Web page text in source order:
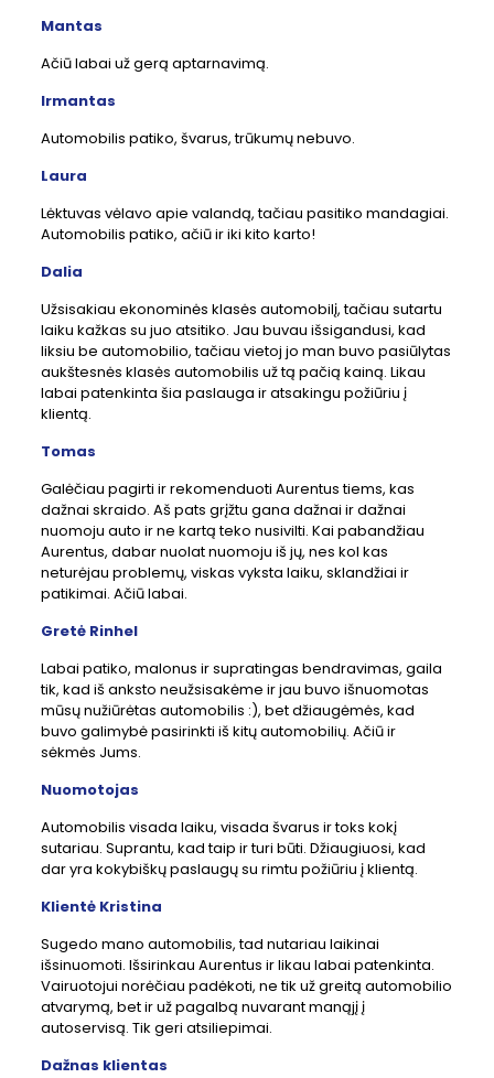
Mantas
Ačiū labai už gerą aptarnavimą.
Irmantas
Automobilis patiko, švarus, trūkumų nebuvo.
Laura
Lėktuvas vėlavo apie valandą, tačiau pasitiko mandagiai.
Automobilis patiko, ačiū ir iki kito karto!
Dalia
Užsisakiau ekonominės klasės automobilį, tačiau sutartu
laiku kažkas su juo atsitiko. Jau buvau išsigandusi, kad
liksiu be automobilio, tačiau vietoj jo man buvo pasiūlytas
aukštesnės klasės automobilis už tą pačią kainą. Likau
labai patenkinta šia paslauga ir atsakingu požiūriu į
klientą.
Tomas
Galėčiau pagirti ir rekomenduoti Aurentus tiems, kas
dažnai skraido. Aš pats grįžtu gana dažnai ir dažnai
nuomoju auto ir ne kartą teko nusivilti. Kai pabandžiau
Aurentus, dabar nuolat nuomoju iš jų, nes kol kas
neturėjau problemų, viskas vyksta laiku, sklandžiai ir
patikimai. Ačiū labai.
Gretė Rinhel
Labai patiko, malonus ir supratingas bendravimas, gaila
tik, kad iš anksto neužsisakėme ir jau buvo išnuomotas
mūsų nužiūrėtas automobilis :), bet džiaugėmės, kad
buvo galimybė pasirinkti iš kitų automobilių. Ačiū ir
sėkmės Jums.
Nuomotojas
Automobilis visada laiku, visada švarus ir toks kokį
sutariau. Suprantu, kad taip ir turi būti. Džiaugiuosi, kad
dar yra kokybiškų paslaugų su rimtu požiūriu į klientą.
Klientė Kristina
Sugedo mano automobilis, tad nutariau laikinai
išsinuomoti. Išsirinkau Aurentus ir likau labai patenkinta.
Vairuotojui norėčiau padėkoti, ne tik už greitą automobilio
atvarymą, bet ir už pagalbą nuvarant manąjį į
autoservisą. Tik geri atsiliepimai.
Dažnas klientas